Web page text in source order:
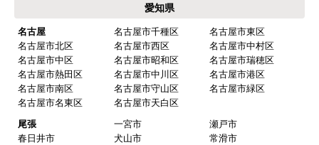
愛知県
名古屋 名古屋市千種区
名古屋市東区
名古屋市北区
名古屋市西区
名古屋市中村区
名古屋市中区
名古屋市昭和区
名古屋市瑞穂区
名古屋市熱田区
名古屋市中川区
名古屋市港区
名古屋市南区
名古屋市守山区
名古屋市緑区
名古屋市名東区
名古屋市天白区
尾張
一宮市
瀬戸市
春日井市
犬山市
常滑市